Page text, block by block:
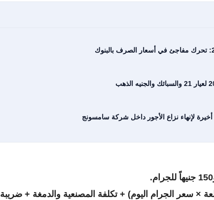
أخيرة لإنهاء نزاع الأجور داخل شركة سامسونج
× سعر الجرام اليوم) + تكلفة المصنعية والدمغة + ضريبة